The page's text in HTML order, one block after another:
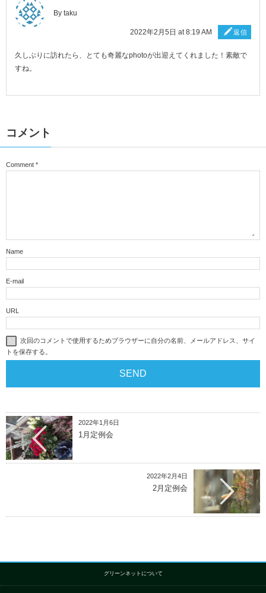
By taku
2022年2月5日 at 8:19 AM 返信
久しぶりに訪れたら、とても奇麗なphotoが出迎えてくれました！素敵で
すね。
コメント
Comment *
Name
E-mail
URL
次回のコメントで使用するためブラウザーに自分の名前、メールアドレス、サイ
トを保存する。
2022年1月6日
1月定例会
2022年2月4日
2月定例会
グリーンネットについて